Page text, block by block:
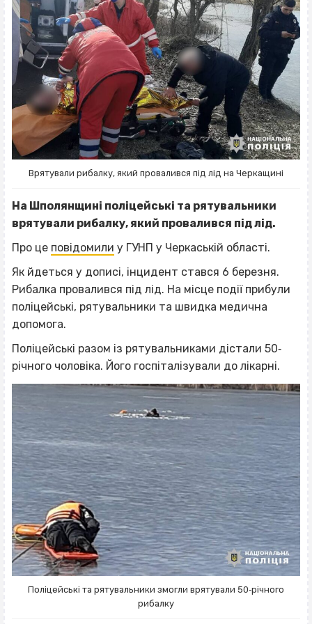
Врятували рибалку, який провалився під лід на Черкащині
На Шполянщині поліцейські та рятувальники
врятували рибалку, який провалився під лід.
Про це повідомили у ГУНП у Черкаській області.
Як йдеться у дописі, інцидент стався 6 березня.
Рибалка провалився під лід. На місце події прибули
поліцейські, рятувальники та швидка медична
допомога.
Поліцейські разом із рятувальниками дістали 50‐
річного чоловіка. Його госпіталізували до лікарні.
Поліцейські та рятувальники змогли врятували 50‐річного
рибалку